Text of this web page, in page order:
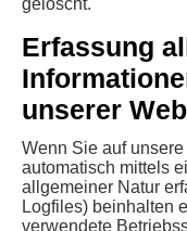
gelöscht.
Erfassung
unserer
Wenn Sie auf
automatisch mittels
allgemeiner Natur
Logfiles) beinhalten
verwendete